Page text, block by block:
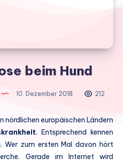
beim Hund
10. Dezember 2018 212
nördlichen europäischen Ländern
. Entsprechend kennen
Wer zum ersten Mal davon hört
Gerade im Internet wird